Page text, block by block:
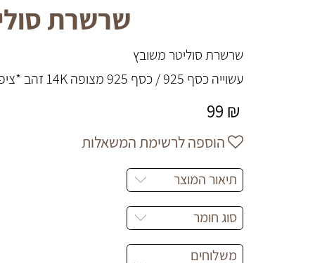
שרשרת
שרשרת סוליטר משובץ
עשוייה כסף 925 / כסף 925 מצופה 14K זהב *ציפוי 2 מקרון
99 ₪
הוספה לרשימת המשאלות
תיאור המוצר
סוג חומר
משלוחים